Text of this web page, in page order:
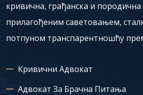
кривична, грађанска и
прилагођеним саветовањем,
потпуном транспарентношћу
Кривични Адвокат
Адвокат За Брачна Питања